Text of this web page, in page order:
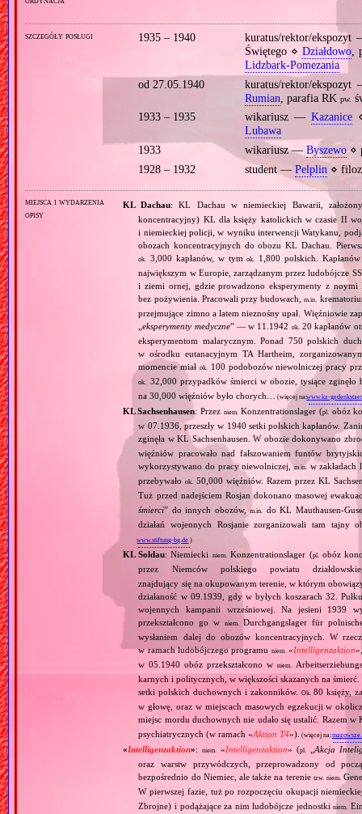
szczegóły posługi 1935 – 1940
kuratus/rektor/
Świętego ⋄ Działdowo,
Lidzbark‐Pomezania
od 27.05.1940
kuratus/rektor/
Rumian , parafia RK pw.
1933 – 1935
wikariusz — Kazanice⋄
Lubawa
1933
wikariusz — Byszewo⋄
1928 – 1932
student — Pelplin ⋄
miejsca i wydarzenia
opisy
KL Dachau: KL Dachau w niemieckiej Bawarii,
koncentracyjny) KL dla księży katolickich w czasie II
i niemieckiej policji, w wyniku interwencji Watykanu,
obozach koncentracyjnych do obozu KL Dachau.
ok. 3,000 kapłanów, w tymok.
1,800 polskich.
największym w Europie, zarządzanym przez ludobójcze
i ziemi ornej, gdzie prowadzono eksperymenty z
bez pożywienia. Pracowali przy budowach,m.in.
przejmujące zimno a latem nieznośny upał. Więźniowie
„eksperymenty medyczne” — w 11.1942 ok. 20 kapłanów
eksperymentom malarycznym. Ponad 750 polskich
w ośrodku eutanacyjnym TA Hartheim,
momencie miałok. 100 podobozów niewolniczej pracy
ok. 32,000 przypadków śmierci w obozie, tysiące
na 30,000 więźniów było chorych…
(więcej na:www.kz-
KL Sachsenhausen: Przez niem. Konzentrationslager (pl. obóz
w 07.1936, przeszły w 1940 setki polskich kapłanów.
zginęła w KL Sachsenhausen. W obozie dokonywano
więźniów pracowało nad fałszowaniem funtów
wykorzystywano do pracy niewolniczej,m.in. w
przebywałook. 50,000 więźniów. Razem przez KL
Tuż przed nadejściem Rosjan dokonano masowej
śmierci” do innych obozów,m.in. do KL
działań wojennych Rosjanie zorganizowali tam tajny
www.stiftung-bg.de )
KL Soldau: Niemiecki niem. Konzentrationslager (pl. obóz
przez Niemców polskiego powiatu
znajdujący się na okupowanym terenie, w którym
działaność w 09.1939, gdy w byłych koszarach 32.
wojennych kampanii wrześniowej. Na jesieni 1939
przekształcono go w
niem. Durchgangslager für
wysłaniem dalej do obozów koncentracyjnych. W
w ramach ludobójczego programu niem. «Intelligenzaktion
w 05.1940 obóz przekształcono wniem.
karnych i politycznych, w większości skazanych na
setki polskich duchownych i zakonników.
Ok. 80 księży,
w głowę, oraz w miejscach masowych egzekucji w
miejsc mordu duchownych nie udało się ustalić. Razem
psychiatrycznych (w ramach «Aktion T4»). (więcej na:
«Intelligenzaktion»: niem. «Intelligenzaktion» (pl. „Akcja
oraz warstw przywódczych, przeprowadzony od
bezpośrednio do Niemiec, ale także na terenie tzw. niem.
W pierwszej fazie, tuż po rozpoczęciu okupacji
Zbrojne) i podążające za nim ludobójcze jednostkiniem.